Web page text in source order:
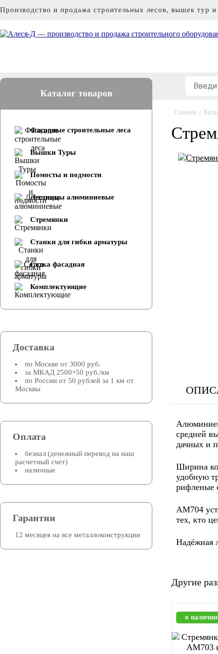
Производство и продажа строительных лесов, вышек тур
Каталог товаров
Фасадные строительные леса
Вышки Туры
Помосты и подмости
Лестницы алюминиевые
Стремянки
Cтанки для гибки арматуры
Сетка фасадная
Комплектующие
Доставка
по Москве от 3000 руб.
за МКАД 2500+50 руб./км
по России от 50 рублей за 1 км от
Москвы
Оплата
безнал (денежный перевод на наш
расчетный счет)
наличные
Гарантии
12 месяцев на все металлоконструкции
Главная /
средней
дачных и
Ширина
удобную
рифленые
AM704
тех, кто
Надёжная
Другие
в наличии